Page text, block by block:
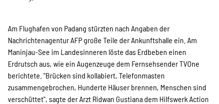
Am Flughafen von Padang stürzten nach Angaben der
Nachrichtenagentur AFP große Teile der Ankunftshalle ein. Am
Maninjau-See im Landesinneren löste das Erdbeben einen
Erdrutsch aus, wie ein Augenzeuge dem Fernsehsender TVOne
berichtete. "Brücken sind kollabiert, Telefonmasten
zusammengebrochen, Hunderte Häuser brennen, Menschen sind
verschüttet", sagte der Arzt Ridwan Gustiana dem Hilfswerk Action